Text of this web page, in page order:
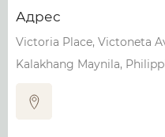
Адрес
Victoria Place, Victoneta
Kalakhang Maynila,